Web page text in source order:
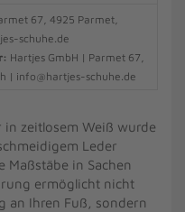
67, 4925 Parmet,
schuhe.de
Hartjes GmbH | Parmet 67,
| info@hartjes-schuhe.de
in zeitlosem Weiß wurde
Leder
Maßstäbe in Sachen
ermöglicht nicht
an Ihren Fuß, sondern